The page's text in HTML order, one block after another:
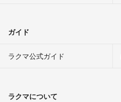
ガイド
ラクマ公式ガイド
ラクマについて